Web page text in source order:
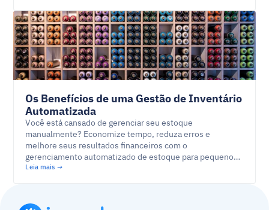
Os Benefícios de uma Gestão de Inventário
Automatizada
Você está cansado de gerenciar seu estoque
manualmente? Economize tempo, reduza erros e
melhore seus resultados financeiros com o
gerenciamento automatizado de estoque para pequenos
comerciantes.
Leia mais →